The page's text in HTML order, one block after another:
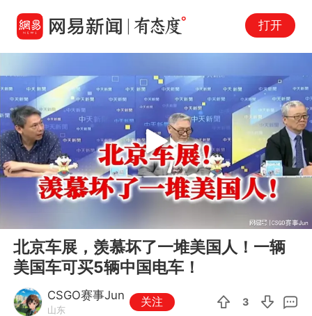
打开
15:19
Play
北京车展，羡慕坏了一堆美国人！一辆
美国车可买5辆中国电车！
CSGO赛事Jun
山东
关注 3